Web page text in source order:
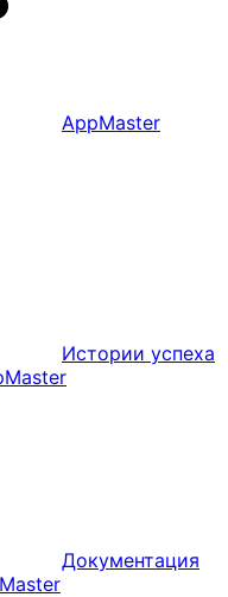
AppMaster
Истории успеха
Документация